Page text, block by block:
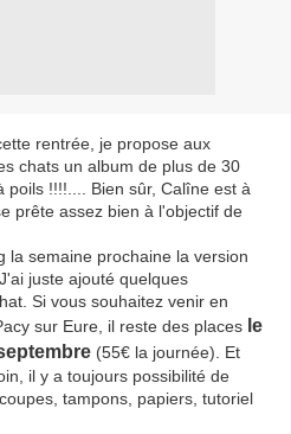
rentrée, je propose aux
chats un album de plus de 30
poils !!!!.... Bien sûr, Calîne est à
prête assez bien à l'objectif de
la semaine prochaine la version
juste ajouté quelques
Si vous souhaitez venir en
sur Eure, il reste des places le
(55€ la journée). Et
il y a toujours possibilité de
tampons, papiers, tutoriel